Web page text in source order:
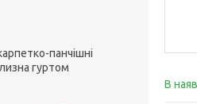
В
панчішні
гуртом